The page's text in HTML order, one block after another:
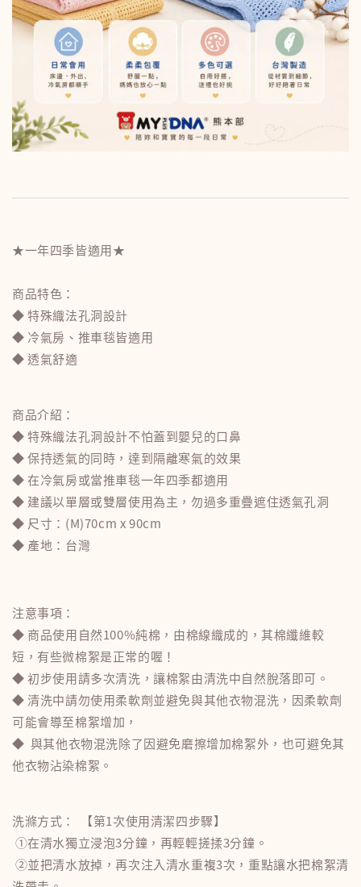
★一年四季皆適用★
商品特色：
◆ 特殊織法孔洞設計
◆ 冷氣房、推車毯皆適用
◆ 透氣舒適
商品介紹：
◆ 特殊織法孔洞設計不怕蓋到嬰兒的口鼻
◆ 保持透氣的同時，達到隔離寒氣的效果
◆ 在冷氣房或當推車毯一年四季都適用
◆ 建議以單層或雙層使用為主，勿過多重疊遮住透氣孔洞
◆ 尺寸：(M)70cm x 90cm
◆ 產地：台灣
注意事項：
◆ 商品使用自然100%純棉，由棉線織成的，其棉纖維較
短，有些微棉絮是正常的喔！
◆ 初步使用請多次清洗，讓棉絮由清洗中自然脫落即可。
◆ 清洗中請勿使用柔軟劑並避免與其他衣物混洗，因柔軟劑
可能會導至棉絮增加，
◆ 與其他衣物混洗除了因避免磨擦增加棉絮外，也可避免其
他衣物沾染棉絮。
洗滌方式： 【第1次使用清潔四步驟】
①在清水獨立浸泡3分鐘，再輕輕搓揉3分鐘。
②並把清水放掉，再次注入清水重複3次，重點讓水把棉絮清